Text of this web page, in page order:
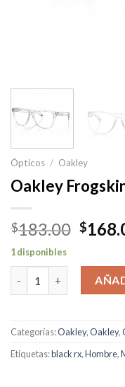
Ópticos / Oakley
Oakley
$183.00 El
era:
$
1 disponibles
Oakley Frogskins
Categorías:Oakley,Oakley,
Etiquetas:black rx,Hombre,